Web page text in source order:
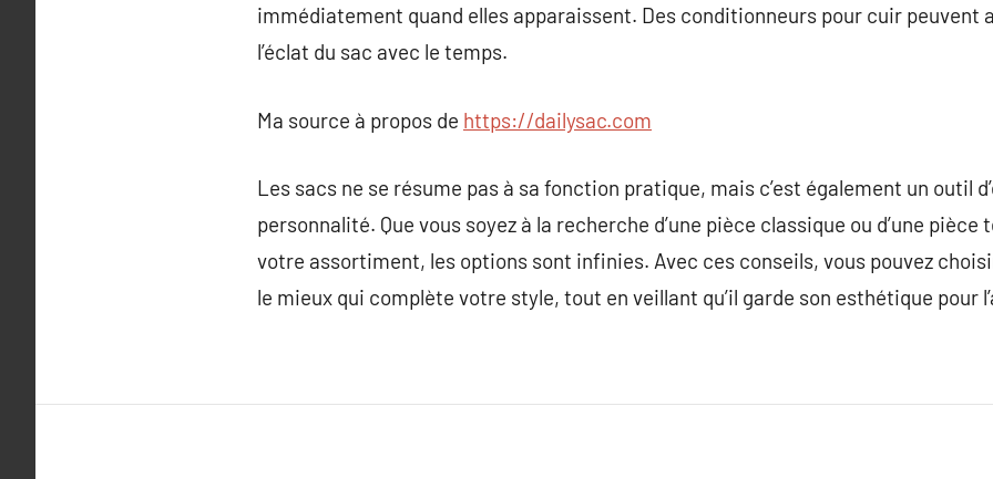
immédiatement quand elles apparaissent. Des conditionneurs pour cuir peuvent
l’éclat du sac avec le temps.
Ma source à propos de https://dailysac.com
Les sacs ne se résume pas à sa fonction pratique, mais c’est également un outil
personnalité. Que vous soyez à la recherche d’une pièce classique ou d’une
votre assortiment, les options sont infinies. Avec ces conseils, vous pouvez
le mieux qui complète votre style, tout en veillant qu’il garde son esthétique pour